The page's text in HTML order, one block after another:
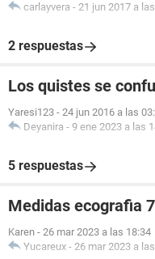
carlayvera - 21 jun 2017 a
2 respuestas
Los quistes se
Yaresi123 - 24 jun 2016 a las
Deyanira - 9 ene 2023 a las
5 respuestas
Medidas ecografia
Karen - 26 mar 2023 a las 18:34
Yucareux - 26 mar 2023 a